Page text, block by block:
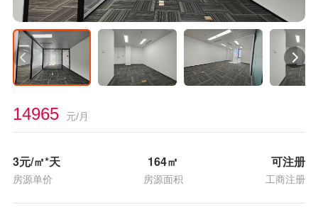
14965 元/月
3元/㎡*天
房源单价
164㎡
房源面积
可注册
工商注册